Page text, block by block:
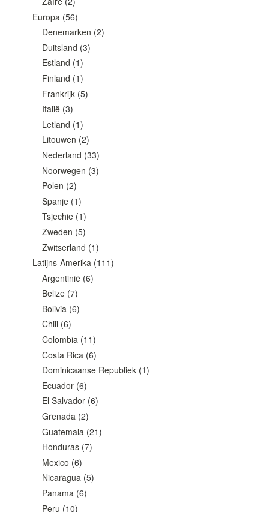
Europa (56)
Denemarken (2)
Duitsland (3)
Estland (1)
Finland (1)
Frankrijk (5)
Italië (3)
Letland (1)
Litouwen (2)
Nederland (33)
Noorwegen (3)
Polen (2)
Spanje (1)
Tsjechie (1)
Zweden (5)
Zwitserland (1)
Latijns-Amerika(111)
Argentinië (6)
Belize (7)
Bolivia (6)
Chili (6)
Colombia (11)
Costa Rica (6)
Dominicaanse Republiek (1)
Ecuador (6)
El Salvador (6)
Grenada (2)
Guatemala (21)
Honduras (7)
Mexico (6)
Nicaragua (5)
Panama (6)
Peru (10)